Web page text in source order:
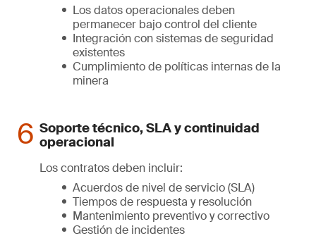
Los datos operacionales deben
permanecer bajo control del cliente
Integración con sistemas de seguridad
existentes
Cumplimiento de políticas internas de la
minera
Soporte técnico, SLA y continuidad
operacional
Los contratos deben incluir:
Acuerdos de nivel de servicio (SLA)
Tiempos de respuesta y resolución
Mantenimiento preventivo y correctivo
Gestión de incidentes